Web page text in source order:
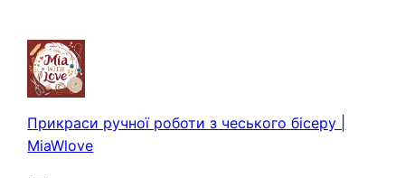
вмісту
Прикраси ручної роботи з чеського бісеру |
MiaWlove